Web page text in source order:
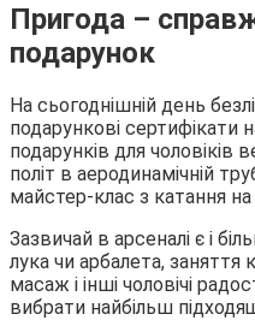
Пригода –
подарунок
На сьогоднішній день
подарункові сертифікати
подарунків для чоловіків
політ в аеродинамічній
майстер-клас з катання на
Зазвичай в арсеналі є і
лука чи арбалета,
масаж і інші чоловічі
вибрати найбільш